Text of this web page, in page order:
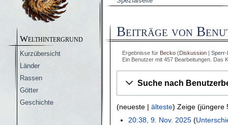
Beiträge von
Ergebnisse für Becko Diskussion Sperr-
Ein Benutzer mit 457 Bearbeitungen. Das
Suche nach
(neueste| älteste) Zeige (jüngere
20:38, 9. Nov. 2025
Welthintergrund
Kurzübersicht
Länder
Rassen
Götter
Geschichte